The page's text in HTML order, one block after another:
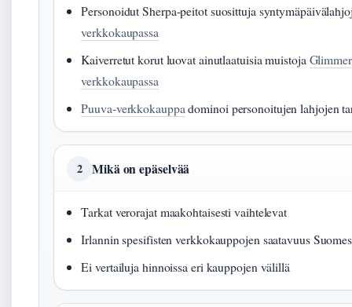
Personoidut Sherpa-peitot suosittuja
verkkokaupassa
Kaiverretut korut luovat ainutlaatuisia muistoja
verkkokaupassa
Puuva-verkkokauppadominoi personoitujen lahjojen
2 Mikä on epäselvää
Tarkat verorajat maakohtaisesti vaihtelevat
Irlannin spesifisten verkkokauppojen saatavuus
Ei vertailuja hinnoissa eri kauppojen välillä